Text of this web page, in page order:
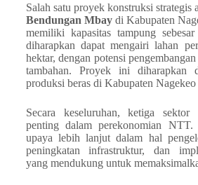
Salah satu proyek konstruksi strategis
Bendungan Mbaydi Kabupaten
memiliki kapasitas tampung
diharapkan dapat mengairi lahan
hektar, dengan potensi
tambahan. Proyek ini diharapkan
produksi beras di Kabupaten
Secara keseluruhan, ketiga
penting dalam perekonomian NTT.
upaya lebih lanjut dalam hal
peningkatan infrastruktur, dan
yang mendukung untuk